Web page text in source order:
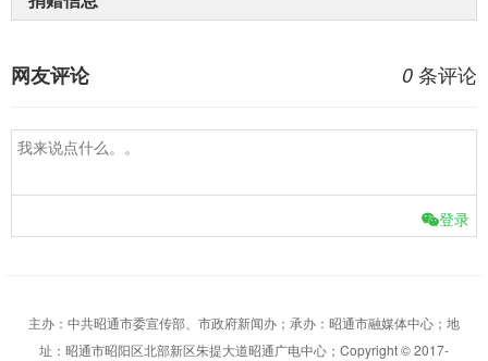
0 条评论
网友评论
登录
主办：中共昭通市委宣传部、市政府新闻办；承办：昭通市融媒体中心；地
址：昭通市昭阳区北部新区朱提大道昭通广电中心；Copyright © 2017-